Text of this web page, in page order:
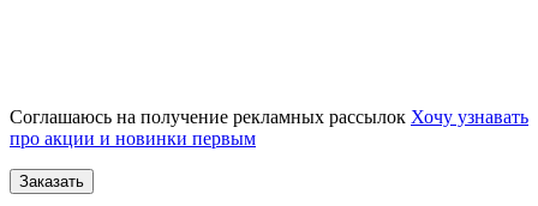
Соглашаюсь на получение рекламных рассылок Хочу узнавать
про акции и новинки первым